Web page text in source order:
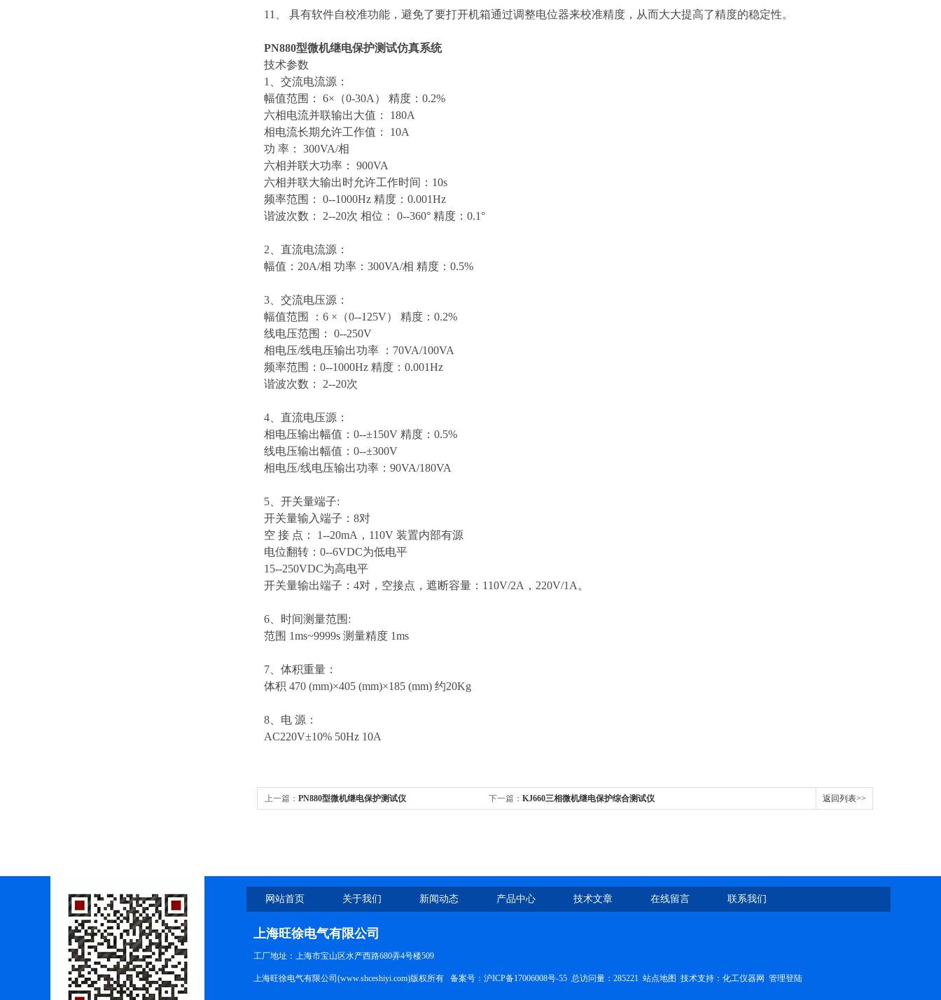
11、 具有软件自校准功能，避免了要打开机箱通过调整电位器来校准精度，从而大大提高了精度的稳定性。
PN880型微机继电保护测试仿真系统
技术参数
1、交流电流源：
幅值范围： 6×（0-30A） 精度：0.2%
六相电流并联输出大值： 180A
相电流长期允许工作值： 10A
功 率： 300VA/相
六相并联大功率： 900VA
六相并联大输出时允许工作时间：10s
频率范围： 0--1000Hz 精度：0.001Hz
谐波次数： 2--20次 相位： 0--360° 精度：0.1°
2、直流电流源：
幅值：20A/相 功率：300VA/相 精度：0.5%
3、交流电压源：
幅值范围 ：6 ×（0--125V） 精度：0.2%
线电压范围： 0--250V
相电压/线电压输出功率 ：70VA/100VA
频率范围：0--1000Hz 精度：0.001Hz
谐波次数： 2--20次
4、直流电压源：
相电压输出幅值：0--±150V 精度：0.5%
线电压输出幅值：0--±300V
相电压/线电压输出功率：90VA/180VA
5、开关量端子:
开关量输入端子：8对
空 接 点： 1--20mA，110V 装置内部有源
电位翻转：0--6VDC为低电平
15--250VDC为高电平
开关量输出端子：4对，空接点，遮断容量：110V/2A，220V/1A。
6、时间测量范围:
范围 1ms~9999s 测量精度 1ms
7、体积重量：
体积 470 (mm)×405 (mm)×185 (mm) 约20Kg
8、电 源：
AC220V±10% 50Hz 10A
上一篇： PN880型微机继电保护测试仪 下一篇： KJ660三相微机继电保护综合测试仪 返回列表>>
网站首页 关于我们 新闻动态 产品中心 技术文章 在线留言 联系我们
上海旺徐电气有限公司
工厂地址：上海市宝山区水产西路680弄4号楼509
上海旺徐电气有限公司(www.shceshiyi.com)版权所有 备案号： 沪ICP备17006008号-55 总访问量：285221 站点地图 技术支持： 化工仪器网 管理登陆